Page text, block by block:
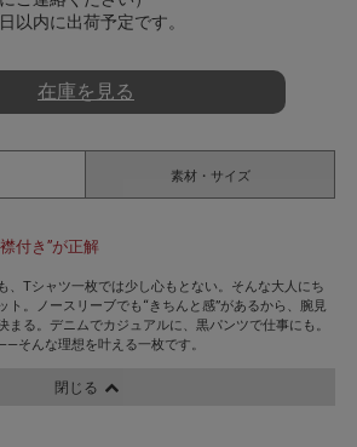
以内に出荷予定です。
在庫を見る
付き”が正解
、Tシャツ一枚では少し心もとない。そんな大人にち
ト。ノースリーブでも“きちんと感”があるから、腕見
まる。デニムでカジュアルに、黒パンツで仕事にも。
そんな理想を叶える一枚です。
閉じる
素材・サイズ